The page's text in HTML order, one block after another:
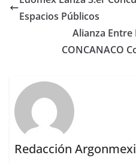
Espacios Públicos
Alianza
CONCANACO
Redacción